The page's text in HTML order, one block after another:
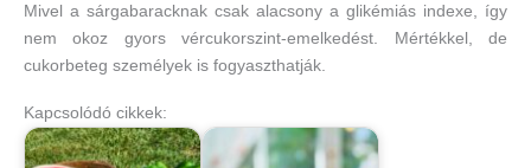
Mivel a sárgabaracknak csak alacsony a glikémiás indexe, így
nem okoz gyors vércukorszint-emelkedést. Mértékkel, de
cukorbeteg személyek is fogyaszthatják.
Kapcsolódó cikkek: